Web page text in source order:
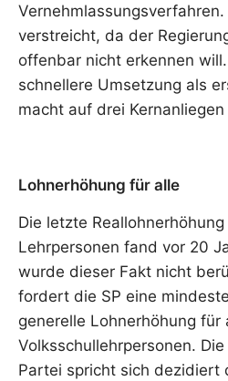
verstreicht, da der
offenbar nicht erkennen
schnellere Umsetzung als
macht auf drei
Lohnerhöhung für alle
Die letzte
Lehrpersonen fand vor 20
wurde dieser Fakt nicht
fordert die SP eine
generelle Lohnerhöhung für
Volksschullehrpersonen.
Partei spricht sich dezidiert